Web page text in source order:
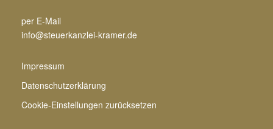
per E-Mail
info@steuerkanzlei-kramer.de
Impressum
Datenschutzerklärung
Cookie-Einstellungen zurücksetzen